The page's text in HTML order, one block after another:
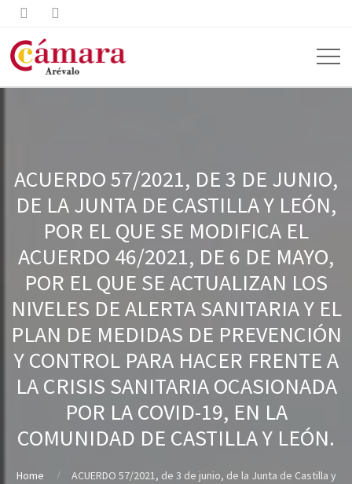
 
ACUERDO 57/2021, DE 3 DE JUNIO,
DE LA JUNTA DE CASTILLA Y LEÓN,
POR EL QUE SE MODIFICA EL
ACUERDO 46/2021, DE 6 DE MAYO,
POR EL QUE SE ACTUALIZAN LOS
NIVELES DE ALERTA SANITARIA Y EL
PLAN DE MEDIDAS DE PREVENCIÓN
Y CONTROL PARA HACER FRENTE A
LA CRISIS SANITARIA OCASIONADA
POR LA COVID-19, EN LA
COMUNIDAD DE CASTILLA Y LEÓN.
Home
ACUERDO 57/2021, de 3 de junio, de la Junta de Castilla y